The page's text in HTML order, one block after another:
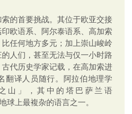
的首要挑战。其位于欧亚交接
欧语系、阿尔泰语系、高加索
任何地方多元；加上崇山峻岭
人们，甚至无法与仅一小时路
代历史学家记载，在高加索进
翻译人员随行。阿拉伯地理学
山」，其中的塔巴萨兰语
球上最複杂的语言之一。